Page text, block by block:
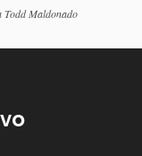
Todd Maldonado